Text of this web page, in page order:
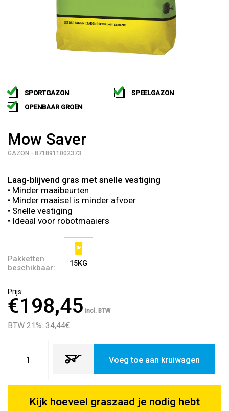
SPORTGAZON
SPEELGAZON
OPENBAAR GROEN
Mow Saver
GAZON - 8718911002373
Laag-blijvend gras met snelle vestiging
• Minder maaibeurten
• Minder maaisel is minder afvoer
• Snelle vestiging
• Ideaal voor robotmaaiers
Pakketten
beschikbaar:
15KG
Prijs:
€198,45Incl. BTW
BTW 21%: 34,44€
Voeg toe aan kruiwagen
Kijk hoeveel graszaad je nodig hebt